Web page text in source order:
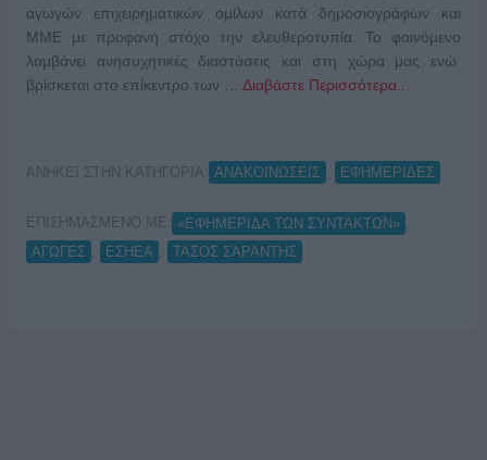
αγωγών επιχειρηματικών ομίλων κατά δημοσιογράφων και
ΜΜΕ με προφανή στόχο την ελευθεροτυπία. Το φαινόμενο
λαμβάνει ανησυχητικές διαστάσεις και στη χώρα μας ενώ
βρίσκεται στο επίκεντρο των … Διαβάστε Περισσότερα...
ΑΝΗΚΕΙ ΣΤΗΝ ΚΑΤΗΓΟΡΙΑ: ΑΝΑΚΟΙΝΩΣΕΙΣ ΕΦΗΜΕΡΙΔΕΣ
ΕΠΙΣΗΜΑΣΜΕΝΟ ΜΕ: «ΕΦΗΜΕΡΙΔΑ ΤΩΝ ΣΥΝΤΑΚΤΩΝ»
ΑΓΩΓΕΣ
ΕΣΗΕΑ ΤΑΣΟΣ ΣΑΡΑΝΤΗΣ